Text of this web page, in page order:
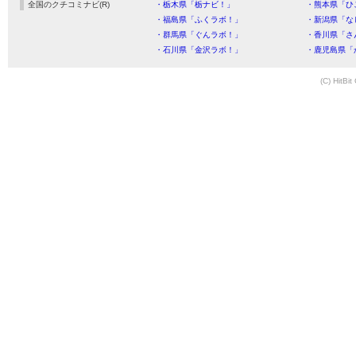
全国のクチコミナビ(R) ・栃木県「栃ナビ！」
・熊本県「
・福島県「ふくラボ！」
・新潟県「
・群馬県「ぐんラボ！」
・香川県「
・石川県「金沢ラボ！」
・鹿児島県
(C) HitBit